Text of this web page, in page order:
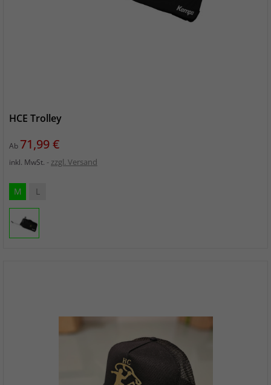
HCE Trolley
Ab Preis
71,99 €
inkl. MwSt. zzgl. Versand
M L